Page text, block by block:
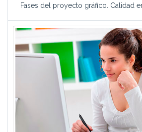
Fases del proyecto gráfico. Calidad